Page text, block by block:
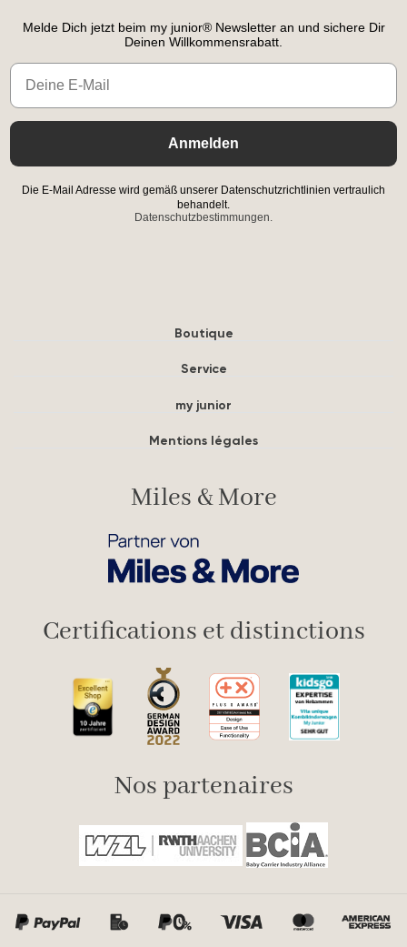
Melde Dich jetzt beim my junior® Newsletter an und sichere Dir
Deinen Willkommensrabatt.
Email
Anmelden
Die E-Mail Adresse wird gemäß unserer Datenschutzrichtlinien vertraulich
behandelt.
Datenschutzbestimmungen.
Boutique
Service
my junior
Mentions légales
Miles & More
Certifications et distinctions
Nos partenaires